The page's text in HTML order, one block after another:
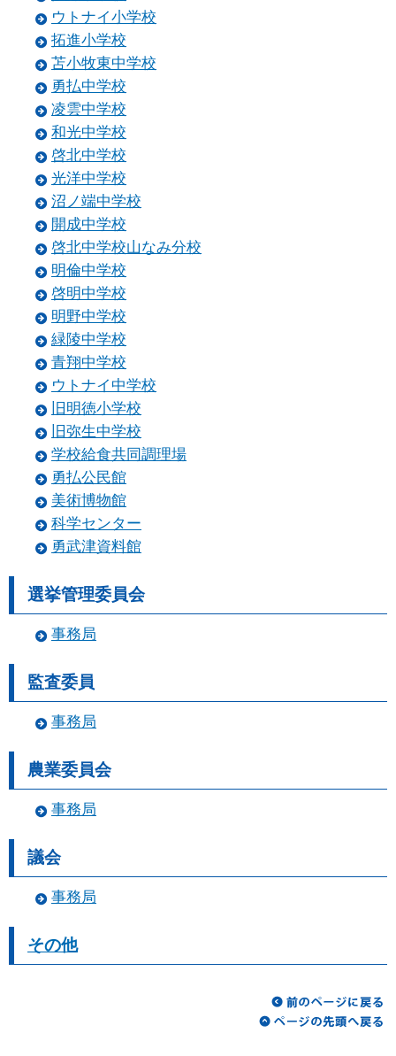
ウトナイ小学校
拓進小学校
苫小牧東中学校
勇払中学校
凌雲中学校
和光中学校
啓北中学校
光洋中学校
沼ノ端中学校
開成中学校
啓北中学校山なみ分校
明倫中学校
啓明中学校
明野中学校
緑陵中学校
青翔中学校
ウトナイ中学校
旧明徳小学校
旧弥生中学校
学校給食共同調理場
勇払公民館
美術博物館
科学センター
勇武津資料館
選挙管理委員会
事務局
監査委員
事務局
農業委員会
事務局
議会
事務局
その他